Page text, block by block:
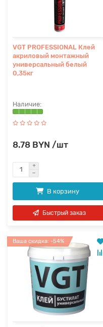
VGT PROFESSIONAL Клей
акриловый монтажный
универсальный белый
0,35кг
8.78 BYN /шт
В корзину
Быстрый заказ
Ваша скидка: -54%